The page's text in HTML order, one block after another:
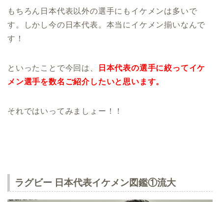
もちろん日本代表以外の選手にもイケメンは多いで
す。しかし今の日本代表。本当にイケメン揃いなんで
す！
といったことで今回は、
日本代表の選手に絞ってイケ
メン選手を数名ご紹介したいと思います。
それではいってみましょー！！
ラグビー 日本代表イケメン図鑑①流大